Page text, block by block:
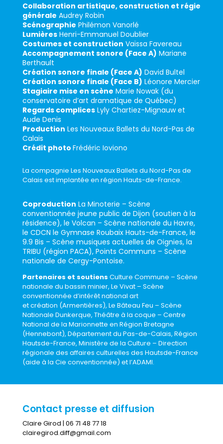
Collaboration artistique, construction et régie
générale Audrey Robin
Scénographie Philémon Vanorlé
LumièresHenri-Emmanuel Doublier
Costumes et construction Vaïssa Favereau
Accompagnement sonore (Face A) Mariane
Berthault
Création sonore finale (Face A) David Bultel
Création sonore finale (Face B) Léonore Mercier
Stagiaire mise en scène Marie Nowak (du
conservatoire d’art dramatique de Québec)
Regards complicesLyly Chartiez-Mignauw et
Aude Denis
Production Les Nouveaux Ballets du Nord-Pas de
Calais
Crédit photo Frédéric Ioviono
La compagnie Les Nouveaux Ballets du Nord-Pas de
Calais est implantée en région Hauts-de-France.
Coproduction La Minoterie – Scène
conventionnée jeune public de Dijon (soutien à la
résidence), le Volcan – Scène nationale du Havre,
le CDCN le Gymnase Roubaix Hauts-de-France, le
9.9 Bis – Scène musiques actuelles de Oignies, la
TRIBU (région PACA), Points Communs – Scène
nationale de Cergy-Pontoise.
Partenaires et soutiens Culture Commune – Scène
nationale du bassin minier, Le Vivat – Scène
conventionnée d’intérêt national art
et création (Armentières), Le Bâteau Feu – Scène
Nationale Dunkerque, Théâtre à la coque – Centre
National de la Marionnette en Région Bretagne
(Hennebont), Département du Pas-de-Calais, Région
Hautsde-France, Ministère de la Culture – Direction
régionale des affaires culturelles des Hautsde-France
(aide à la Cie conventionnée) et l’ADAMI.
Contact presse et diffusion
Claire Girod | 06 71 48 77 18
clairegirod.diff@gmail.com